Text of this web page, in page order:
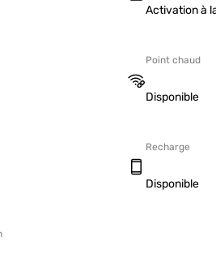
Activation à
Point chaud
Disponible
Recharge
Disponible